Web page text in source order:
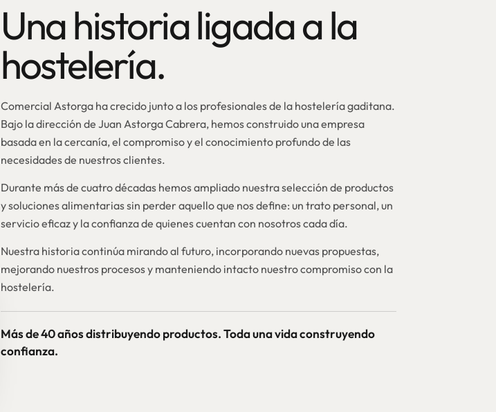
Una historia ligada a la
hostelería.
Comercial Astorga ha crecido junto a los profesionales de la hostelería gaditana.
Bajo la dirección de Juan Astorga Cabrera, hemos construido una empresa
basada en la cercanía, el compromiso y el conocimiento profundo de las
necesidades de nuestros clientes.
Durante más de cuatro décadas hemos ampliado nuestra selección de productos
y soluciones alimentarias sin perder aquello que nos define: un trato personal, un
servicio eficaz y la confianza de quienes cuentan con nosotros cada día.
Nuestra historia continúa mirando al futuro, incorporando nuevas propuestas,
mejorando nuestros procesos y manteniendo intacto nuestro compromiso con la
hostelería.
Más de 40 años distribuyendo productos. Toda una vida construyendo
confianza.